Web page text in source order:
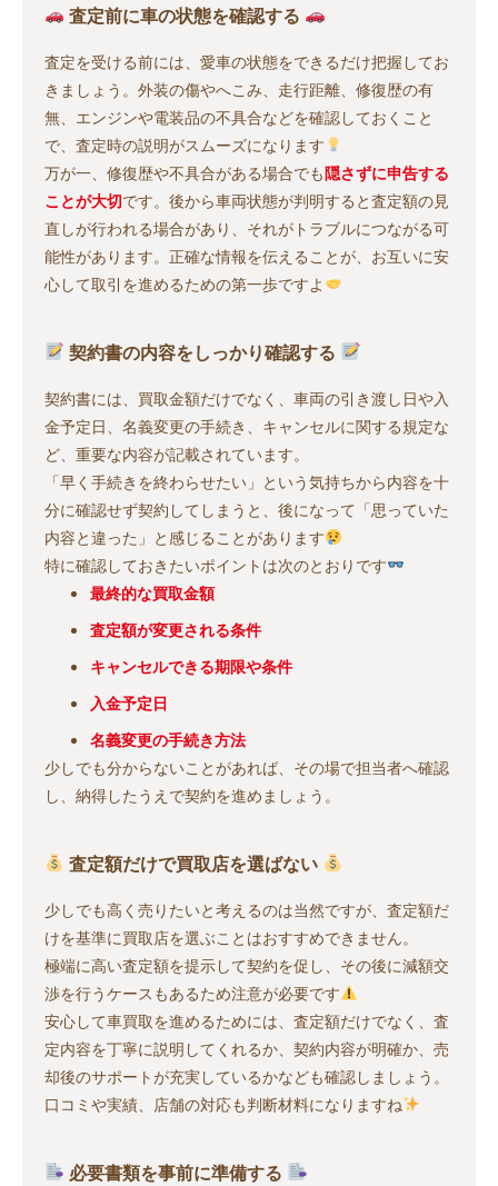
査定前に車の状態を確認する
査定を受ける前には、愛車の状態をできるだけ把握してお
きましょう。外装の傷やへこみ、走行距離、修復歴の有
無、エンジンや電装品の不具合などを確認しておくこと
で、査定時の説明がスムーズになります
万が一、修復歴や不具合がある場合でも隠さずに申告する
ことが大切です。後から車両状態が判明すると査定額の見
直しが行われる場合があり、それがトラブルにつながる可
能性があります。正確な情報を伝えることが、お互いに安
心して取引を進めるための第一歩ですよ
契約書の内容をしっかり確認する
契約書には、買取金額だけでなく、車両の引き渡し日や入
金予定日、名義変更の手続き、キャンセルに関する規定な
ど、重要な内容が記載されています。
「早く手続きを終わらせたい」という気持ちから内容を十
分に確認せず契約してしまうと、後になって「思っていた
内容と違った」と感じることがあります
特に確認しておきたいポイントは次のとおりです
最終的な買取金額
査定額が変更される条件
キャンセルできる期限や条件
入金予定日
名義変更の手続き方法
少しでも分からないことがあれば、その場で担当者へ確認
し、納得したうえで契約を進めましょう。
査定額だけで買取店を選ばない
少しでも高く売りたいと考えるのは当然ですが、査定額だ
けを基準に買取店を選ぶことはおすすめできません。
極端に高い査定額を提示して契約を促し、その後に減額交
渉を行うケースもあるため注意が必要です
安心して車買取を進めるためには、査定額だけでなく、査
定内容を丁寧に説明してくれるか、契約内容が明確か、売
却後のサポートが充実しているかなども確認しましょう。
口コミや実績、店舗の対応も判断材料になりますね
必要書類を事前に準備する